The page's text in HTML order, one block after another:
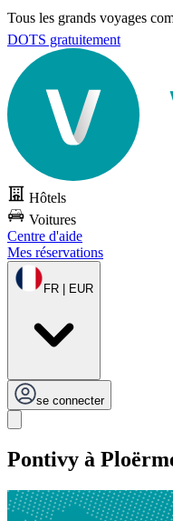
Tous les grands voyages
DOTS gratuitement
Hôtels
Voitures
Centre d'aide
Mes réservations
FR | EUR
se connecter
Pontivy à